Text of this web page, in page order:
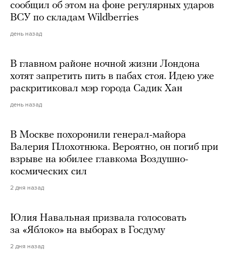
сообщил об этом на фоне регулярных ударов
ВСУ по складам Wildberries
день назад
В главном районе ночной жизни Лондона
хотят запретить пить в пабах стоя. Идею уже
раскритиковал мэр города Садик Хан
день назад
В Москве похоронили генерал-майора
Валерия Плохотнюка. Вероятно, он погиб при
взрыве на юбилее главкома Воздушно-
космических сил
2 дня назад
Юлия Навальная призвала голосовать
за «Яблоко» на выборах в Госдуму
2 дня назад